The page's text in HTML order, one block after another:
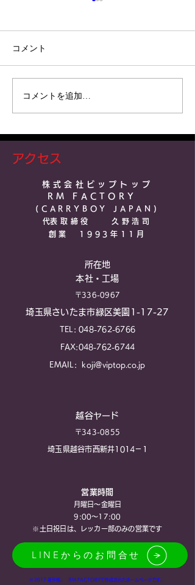
スライディング ウイン
ドウ
コメント
コメントを追加…
アクセス
株式会社ビップトップ
RM FACTO
RY
(CARRYBOY JAPAN)​
​代表取締役 久野浩司
​創業 1993年11月
所在地
本社・工場
〒336-0967
埼玉県さいたま市緑区美園1-17-27
TEL:048-762-6766
FAX:048-762-6744
EMAIL: koji@viptop.co.jp
越谷ヤード
〒343-0855
埼玉県越谷市西新井1014－1
営業時間
月曜日～金曜日
9:00～17:00
※土日祝​日は、レッカー部のみの営業です
LINEからのお問合せ
© 2017 著作権。 RM FACTORYで作成されたホームページです。